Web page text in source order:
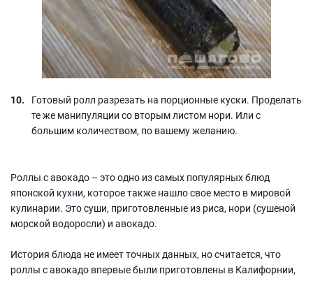
Готовый ролл разрезать на порционные куски. Проделать
те же манипуляции со вторым листом нори. Или с
большим количеством, по вашему желанию.
Роллы с авокадо – это одно из самых популярных блюд
японской кухни, которое также нашло свое место в мировой
кулинарии. Это суши, приготовленные из риса, нори (сушеной
морской водоросли) и авокадо.
История блюда не имеет точных данных, но считается, что
роллы с авокадо впервые были приготовлены в Калифорнии,